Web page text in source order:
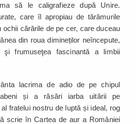
să le caligrafieze după Unire.
care îl apropiau de tărâmurile
cărările de pe cer, care duceau
din roua dimineților neîncepute,
şi frumuseţea fascinantă a limbii
lacrima de adio de pe chipul
și a răsări iarba uitării pe
fratelui nostru de luptă și ideal, rog
scrie în Cartea de aur a României